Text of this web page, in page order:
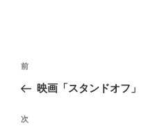
投
ナ
ビ
前
の
稿
前
映画「スタンドオフ」
次
次